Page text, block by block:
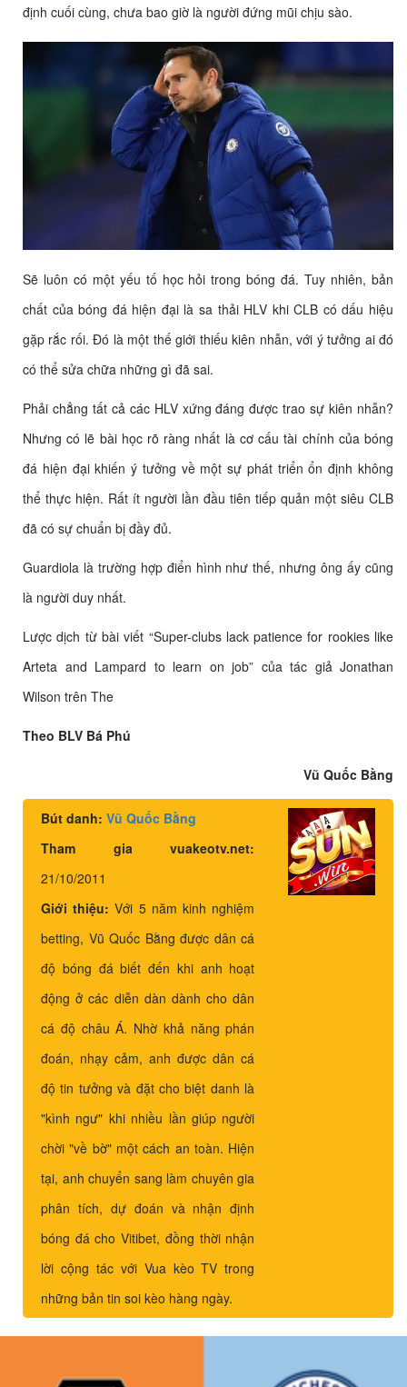
định cuối cùng, chưa bao giờ là người đứng mũi chịu sào.
Sẽ luôn có một yếu tố học hỏi trong bóng đá. Tuy nhiên, bản
chất của bóng đá hiện đại là sa thải HLV khi CLB có dấu hiệu
gặp rắc rối. Đó là một thế giới thiếu kiên nhẫn, với ý tưởng ai đó
có thể sửa chữa những gì đã sai.
Phải chẳng tất cả các HLV xứng đáng được trao sự kiên nhẫn?
Nhưng có lẽ bài học rõ ràng nhất là cơ cấu tài chính của bóng
đá hiện đại khiến ý tưởng về một sự phát triển ổn định không
thể thực hiện. Rất ít người lần đầu tiên tiếp quản một siêu CLB
đã có sự chuẩn bị đầy đủ.
Guardiola là trường hợp điển hình như thế, nhưng ông ấy cũng
là người duy nhất.
Lược dịch từ bài viết “Super-clubs lack patience for rookies like
Arteta and Lampard to learn on job” của tác giả Jonathan
Wilson trên The
Theo BLV Bá Phú
Vũ Quốc Bằng
Bút danh: Vũ Quốc Bằng
Tham gia vuakeotv.net:
21/10/2011
Giới thiệu: Với 5 năm kinh nghiệm
betting, Vũ Quốc Bằng được dân cá
độ bóng đá biết đến khi anh hoạt
động ở các diễn dàn dành cho dân
cá độ châu Á. Nhờ khả năng phán
đoán, nhạy cảm, anh được dân cá
độ tin tưởng và đặt cho biệt danh là
"kình ngư" khi nhiều lần giúp người
chời "về bờ" một cách an toàn. Hiện
tại, anh chuyển sang làm chuyên gia
phân tích, dự đoán và nhận định
bóng đá cho Vitibet, đồng thời nhận
lời cộng tác với Vua kèo TV trong
những bản tin soi kèo hàng ngày.